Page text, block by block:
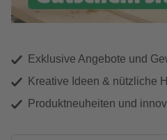
Exklusive Angebote und
Kreative Ideen & nützliche
Produktneuheiten und